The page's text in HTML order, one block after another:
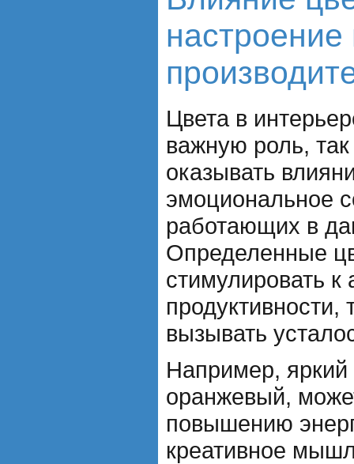
настроение
Цвета в
важную роль,
оказывать
эмоциональное
работающих в
Определенные
стимулировать к
продуктивности,
вызывать
Например, яркий
оранжевый,
повышению
креативное